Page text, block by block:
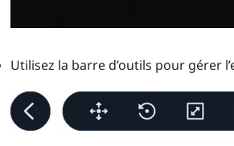
Utilisez la barre d’outils pour gérer